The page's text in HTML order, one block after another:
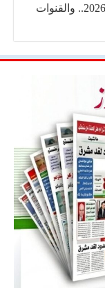
مواعيد مباريات اليوم الأربعاء 5 أغسطس 2026.. والقنوات